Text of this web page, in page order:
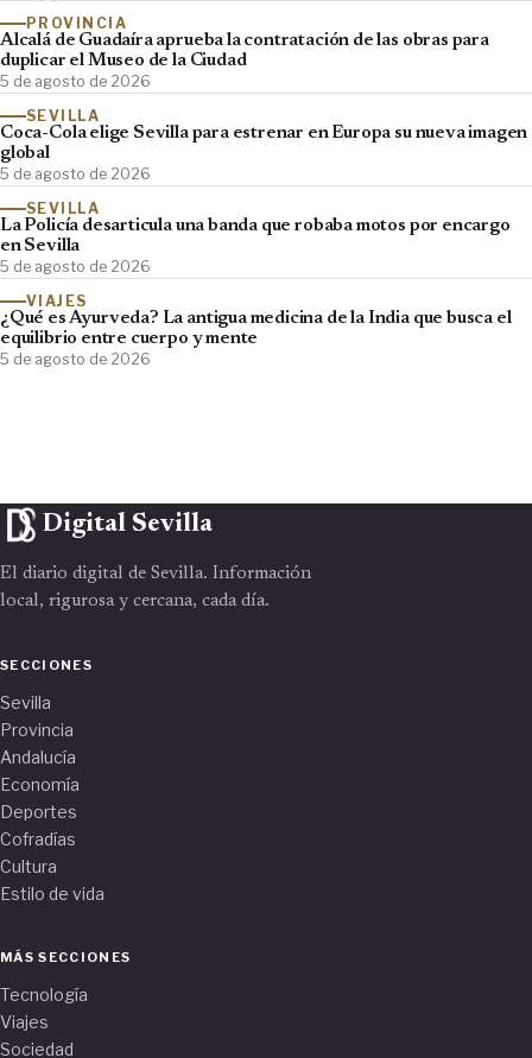
PROVINCIA
Alcalá de Guadaíra aprueba la contratación de las obras para
duplicar el Museo de la Ciudad
5 de agosto de 2026
SEVILLA
Coca-Cola elige Sevilla para estrenar en Europa su nueva imagen
global
5 de agosto de 2026
SEVILLA
La Policía desarticula una banda que robaba motos por encargo
en Sevilla
5 de agosto de 2026
VIAJES
¿Qué es Ayurveda? La antigua medicina de la India que busca el
equilibrio entre cuerpo y mente
5 de agosto de 2026
Digital Sevilla
El diario digital de Sevilla. Información
local, rigurosa y cercana, cada día.
SECCIONES
Sevilla
Provincia
Andalucía
Economía
Deportes
Cofradías
Cultura
Estilo de vida
MÁS SECCIONES
Tecnología
Viajes
Sociedad